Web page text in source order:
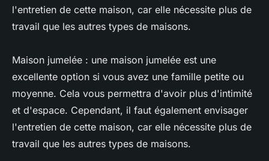
l'entretien de cette maison, car elle nécessite plus de
travail que les autres types de maisons.
Maison jumelée : une maison jumelée est une
excellente option si vous avez une famille petite ou
moyenne. Cela vous permettra d'avoir plus d'intimité
et d'espace. Cependant, il faut également envisager
l'entretien de cette maison, car elle nécessite plus de
travail que les autres types de maisons.